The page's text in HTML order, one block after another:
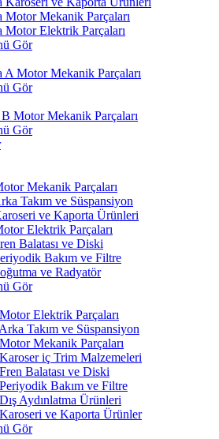
Motor Mekanik Parçaları
Motor Elektrik Parçaları
Gör
A Motor Mekanik Parçaları
Gör
Motor Mekanik Parçaları
Gör
Mekanik Parçaları
Takım ve Süspansiyon
ve Kaporta Ürünleri
Elektrik Parçaları
Balatası ve Diski
Bakım ve Filtre
ve Radyatör
Gör
Elektrik Parçaları
Takım ve Süspansiyon
Mekanik Parçaları
iç Trim Malzemeleri
Balatası ve Diski
Bakım ve Filtre
Aydınlatma Ürünleri
ve Kaporta Ürünler
Gör